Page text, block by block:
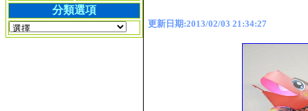
分類選項
更新日期:2013/02/03 21:34:27